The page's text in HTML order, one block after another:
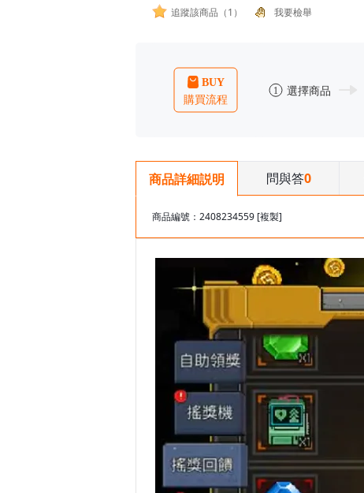
追蹤該商品（1）
我要檢舉
商品詳細説明 問與答0
商品編號：2408234559 [複製]